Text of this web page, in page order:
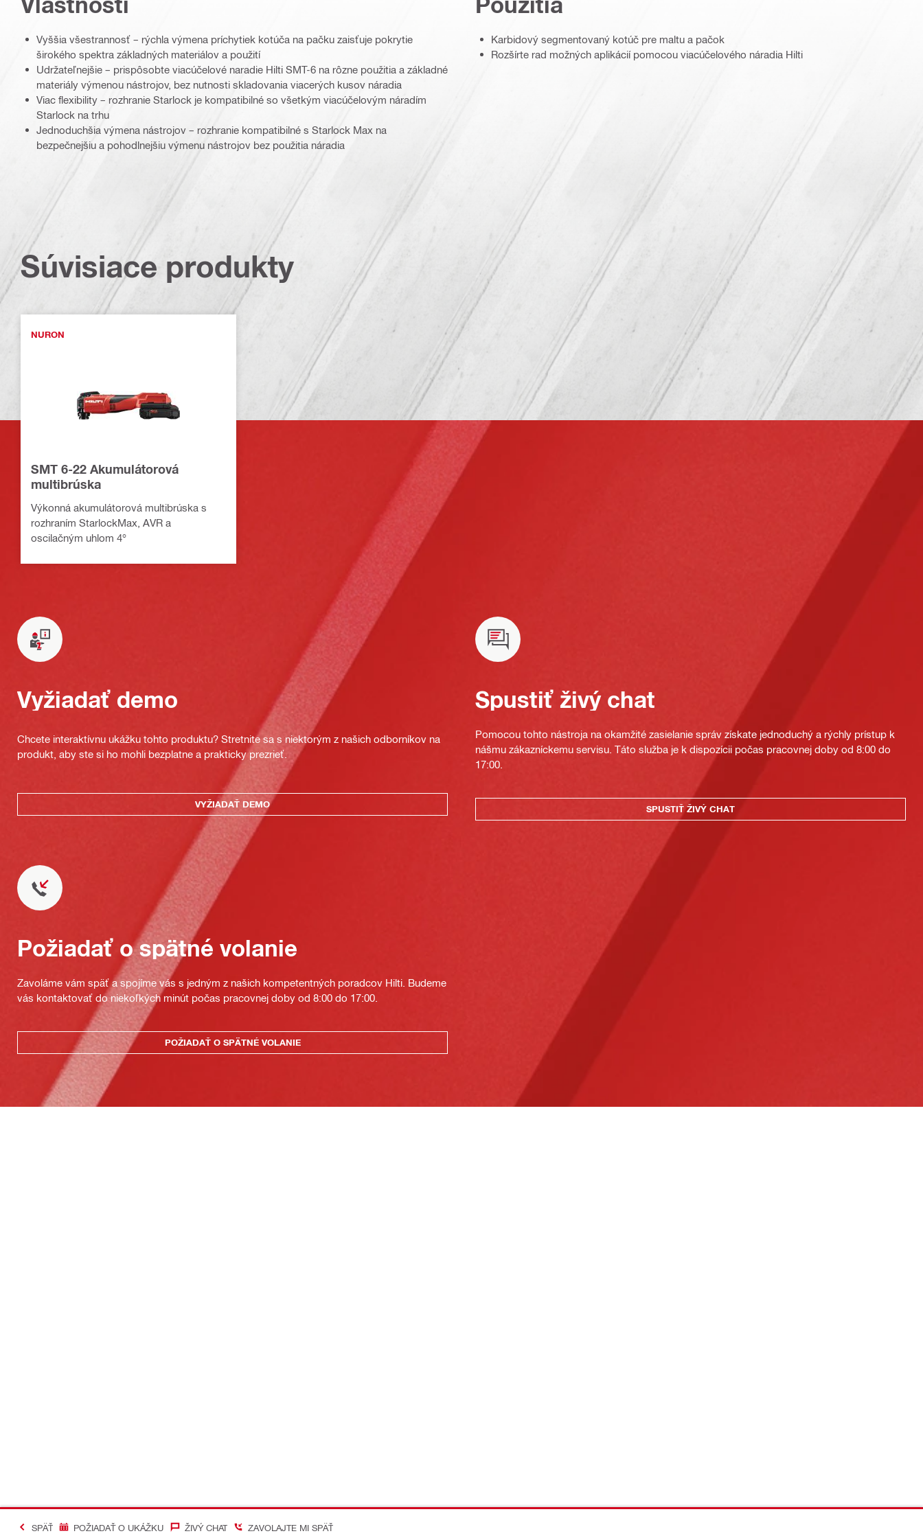
Vyššia všestrannosť – rýchla výmena príchytiek kotúča na pačku zaisťuje pokrytie
širokého spektra základných materiálov a použití
Udržateľnejšie – prispôsobte viacúčelové naradie Hilti SMT-6 na rôzne použitia a základné
materiály výmenou nástrojov, bez nutnosti skladovania viacerých kusov náradia
Viac flexibility – rozhranie Starlock je kompatibilné so všetkým viacúčelovým náradím
Starlock na trhu
Jednoduchšia výmena nástrojov – rozhranie kompatibilné s Starlock Max na
bezpečnejšiu a pohodlnejšiu výmenu nástrojov bez použitia náradia
Karbidový segmentovaný kotúč pre maltu a pačok
Rozšírte rad možných aplikácií pomocou viacúčelového náradia Hilti
Súvisiace produkty
NURON
SMT 6-22 Akumulátorová
multibrúska
Výkonná akumulátorová multibrúska s
rozhraním StarlockMax, AVR a
oscilačným uhlom 4°
Vyžiadať demo
Chcete interaktívnu ukážku tohto produktu? Stretnite sa s niektorým z našich odborníkov na
produkt, aby ste si ho mohli bezplatne a prakticky prezrieť.
VYŽIADAŤ DEMO
Spustiť živý chat
Pomocou tohto nástroja na okamžité zasielanie správ získate jednoduchý a rýchly prístup k
nášmu zákazníckemu servisu. Táto služba je k dispozícii počas pracovnej doby od 8:00 do
17:00.
SPUSTIŤ ŽIVÝ CHAT
Požiadať o spätné volanie
Zavoláme vám späť a spojíme vás s jedným z našich kompetentných poradcov Hilti. Budeme
vás kontaktovať do niekoľkých minút počas pracovnej doby od 8:00 do 17:00.
POŽIADAŤ O SPÄTNÉ VOLANIE
SPÄŤ POŽIADAŤ O UKÁŽKU ŽIVÝ CHAT ZAVOLAJTE MI SPÄŤ